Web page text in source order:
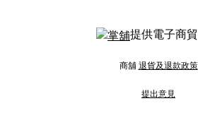
提供電子商
商舖 退貨及退款政策
提出意見